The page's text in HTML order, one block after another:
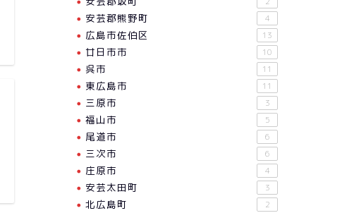
安芸郡熊野町 4
広島市佐伯区 13
廿日市市 10
呉市 11
東広島市 11
三原市 3
福山市 5
尾道市 6
三次市 6
庄原市 4
安芸太田町 3
北広島町 2